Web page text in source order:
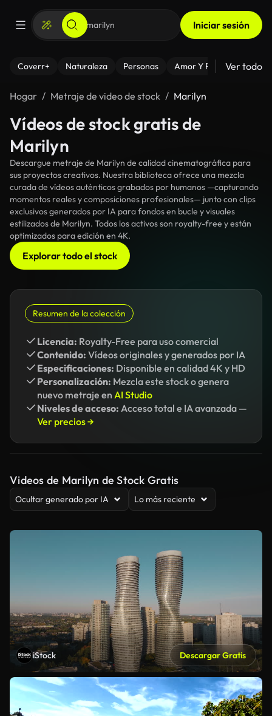
Iniciar sesión
Coverr+ Naturaleza Personas Amor Y Relaciones
Ver todo
Hogar Metraje de video de stock Marilyn
Vídeos de stock gratis de
Marilyn
Descargue metraje de Marilyn de calidad cinematográfica para
sus proyectos creativos. Nuestra biblioteca ofrece una mezcla
curada de vídeos auténticos grabados por humanos —capturando
momentos reales y composiciones profesionales— junto con clips
exclusivos generados por IA para fondos en bucle y visuales
estilizados de Marilyn. Todos los activos son royalty-free y están
optimizados para edición en 4K.
Explorar todo el stock
Resumen de la colección
Licencia: Royalty-Free para uso comercial
Contenido: Vídeos originales y generados por IA
Especificaciones: Disponible en calidad 4K y HD
Personalización: Mezcla este stock o genera
nuevo metraje en AI Studio
Niveles de acceso: Acceso total e IA avanzada —
Ver precios →
Videos de Marilyn de Stock Gratis
Ocultar generado por IA Lo más reciente
iStock Descargar Gratis